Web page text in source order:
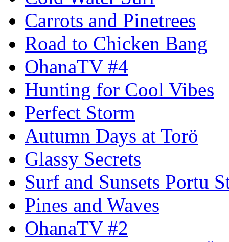
Carrots and Pinetrees
Road to Chicken Bang
OhanaTV #4
Hunting for Cool Vibes
Perfect Storm
Autumn Days at Torö
Glassy Secrets
Surf and Sunsets Portu
Pines and Waves
OhanaTV #2